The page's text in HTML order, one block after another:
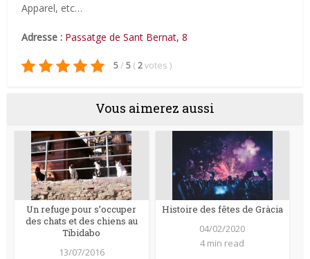
Apparel, etc…
Adresse : Passatge de Sant Bernat, 8
5/ 5 (2votes )
Vous aimerez aussi
Un refuge pour s’occuper
des chats et des chiens au
Tibidabo
13/07/2016
Histoire des fêtes de Gràcia
04/02/2020
4 min read